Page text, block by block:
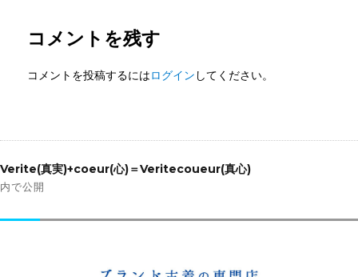
コメントを残す
コメントを投稿するにはログイン してください。
稿
ナ
ゲ
Verite(真実)+coeur(心)＝Veritecoueur(真心)
内で公開